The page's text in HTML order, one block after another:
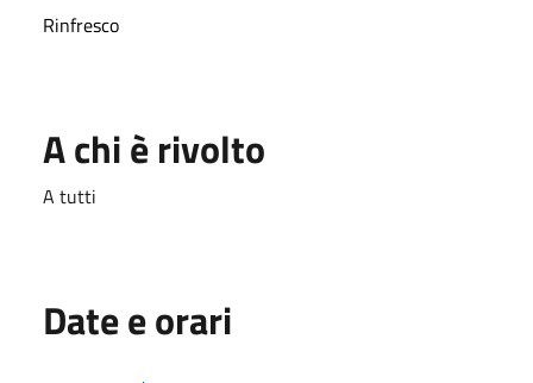
Rinfresco
A chi è rivolto
A tutti
Date e orari